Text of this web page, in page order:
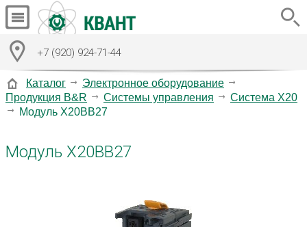
+7 (920) 924-71-44
Каталог
Электронное оборудование
Продукция B&R
Системы управления
Система X20
Модуль X20BB27
Модуль X20BB27